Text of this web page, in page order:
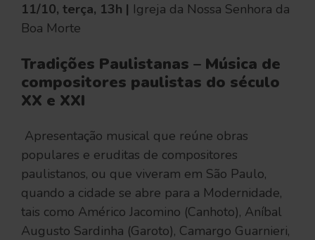
11/10, terça, 13h | Igreja da Nossa Senhora da
Boa Morte
Tradições Paulistanas – Música de
compositores paulistas do século
XX e XXI
Apresentação musical que reúne obras
populares e eruditas de compositores
paulistanos, ou que viveram em São Paulo,
quando a cidade se abre para a Modernidade,
tais como Américo Jacomino (Canhoto), Aníbal
Augusto Sardinha (Garoto), Camargo Guarnieri,